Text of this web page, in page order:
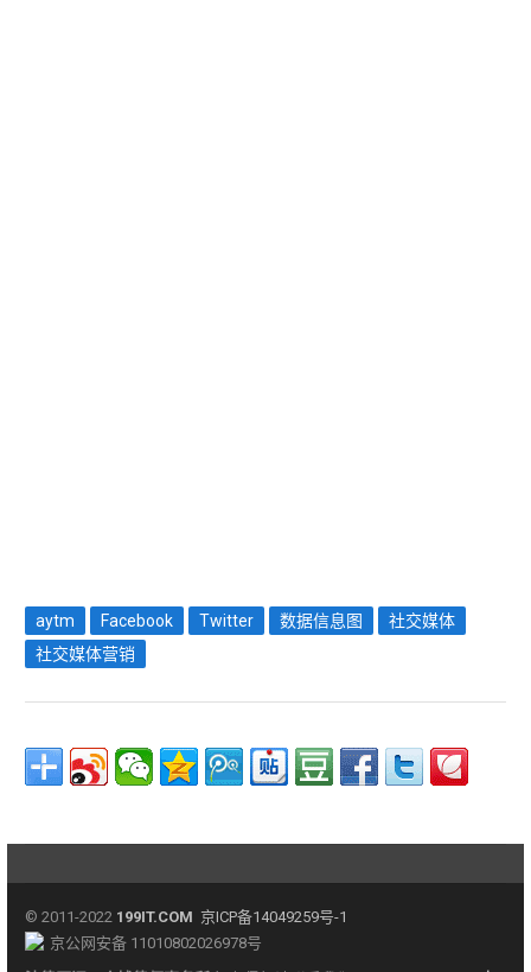
aytm Facebook Twitter 数据信息图
社交媒体
社交媒体营销
© 2011-2022 199IT.COM 京ICP备14049259号-1
京公网安备 11010802026978号